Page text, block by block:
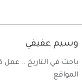
وسيم عفيفي
باحث في التاريخ .. عمل
المواقع